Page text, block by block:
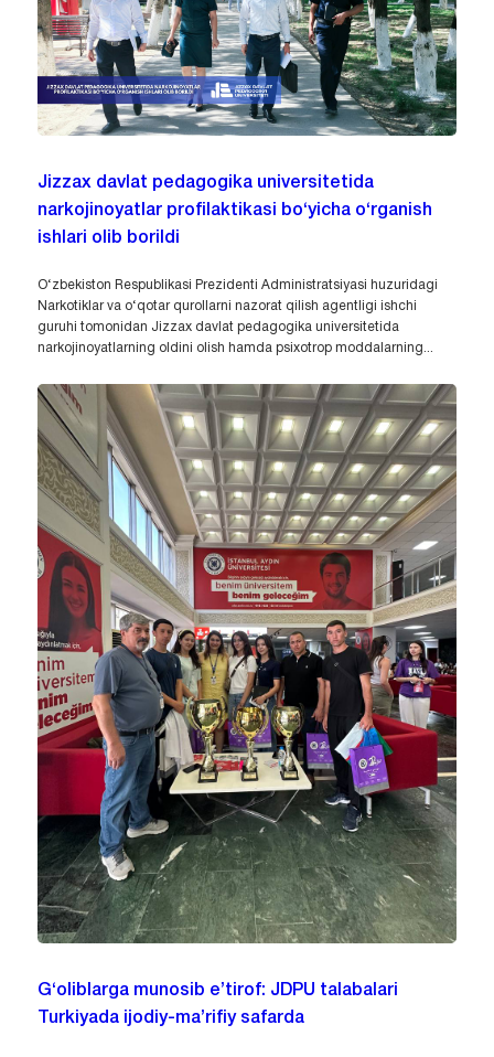
Jizzax davlat pedagogika universitetida
narkojinoyatlar profilaktikasi bo‘yicha o‘rganish
ishlari olib borildi
O‘zbekiston Respublikasi Prezidenti Administratsiyasi huzuridagi
Narkotiklar va o‘qotar qurollarni nazorat qilish agentligi ishchi
guruhi tomonidan Jizzax davlat pedagogika universitetida
narkojinoyatlarning oldini olish hamda psixotrop moddalarning...
G‘oliblarga munosib e’tirof: JDPU talabalari
Turkiyada ijodiy-ma’rifiy safarda